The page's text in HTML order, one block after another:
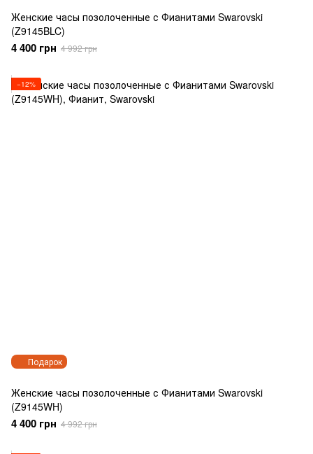
Женские часы позолоченные с Фианитами Swarovski
(Z9145BLC)
4 400 грн 4 992 грн
Подарок
−12%
Женские часы позолоченные с Фианитами Swarovski
(Z9145WH)
4 400 грн 4 992 грн